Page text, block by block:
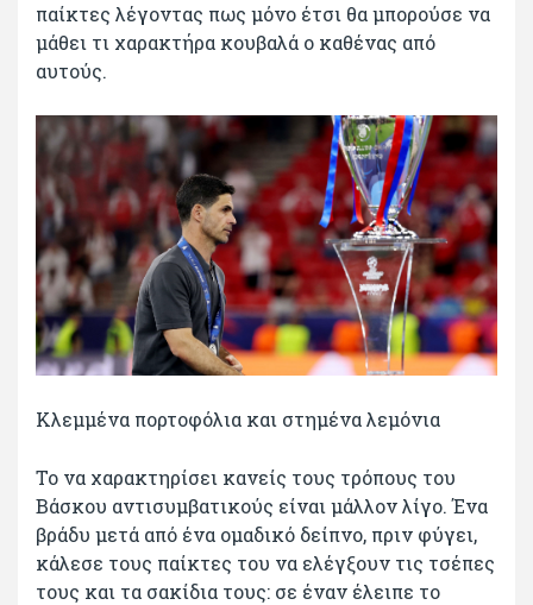
παίκτες λέγοντας πως μόνο έτσι θα μπορούσε να
μάθει τι χαρακτήρα κουβαλά ο καθένας από
αυτούς.
Κλεμμένα πορτοφόλια και στημένα λεμόνια
Το να χαρακτηρίσει κανείς τους τρόπους του
Βάσκου αντισυμβατικούς είναι μάλλον λίγο. Ένα
βράδυ μετά από ένα ομαδικό δείπνο, πριν φύγει,
κάλεσε τους παίκτες του να ελέγξουν τις τσέπες
τους και τα σακίδια τους: σε έναν έλειπε το